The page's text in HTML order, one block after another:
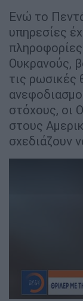
Ενώ το
υπηρεσίες
Ουκρανούς,
τις ρωσικές
στόχους, οι
στους
σχεδιάζουν